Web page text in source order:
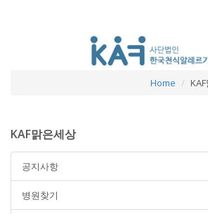
Home
KAF맑은세상
공지사항
병원찾기